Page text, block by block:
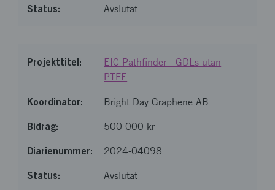
Avslutat
EIC Pathfinder - GDLs utan
PTFE
Bright Day Graphene AB
500 000 kr
2024-04098
Avslutat